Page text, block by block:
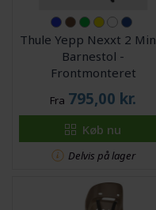
Thule Yepp Nexxt 2
Barnestol -
Frontmonteret
Fra 795,00 kr.
Køb nu
Delvis på lager